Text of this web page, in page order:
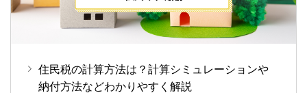
住民税の計算方法は？計算シミュレーションや
納付方法などわかりやすく解説